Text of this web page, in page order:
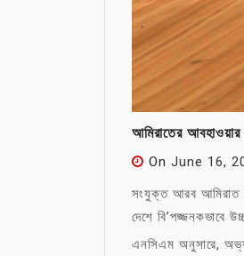
আমিরাতের
On June 16,
সংযুক্ত আরব আমিরাত
দেশে বি’পজ্জনকভাবে
এনসিএম অনুসারে,